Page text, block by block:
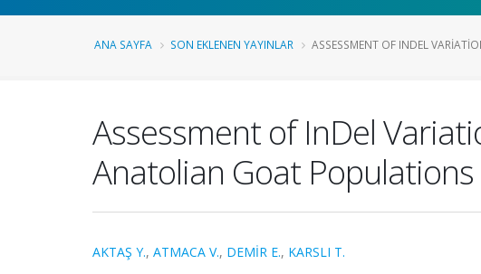
ANA SAYFA SON EKLENEN YAYINLAR ASSESSMENT OF INDEL
Assessment of InDel
Anatolian Goat Populations
AKTAŞ Y., ATMACA V., DEMİR E., KARSLI T.